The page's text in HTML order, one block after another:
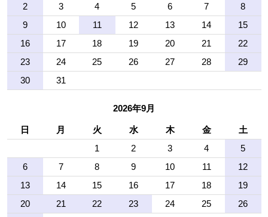
2
3 4 5 6 7
8
9
10 11 12 13 14
15
16
17 18 19 20 21
22
23
24 25 26 27 28
29
30
31
2026年9月
日 月 火 水 木 金
土
1
2 3 4
5
6
7 8 9 10 11
12
13
14 15 16 17 18
19
20
21 22 23 24 25
26